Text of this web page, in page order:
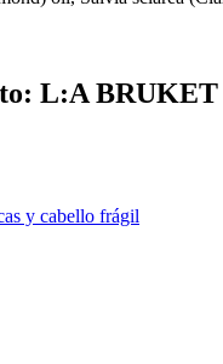
L:A
y cabello frágil